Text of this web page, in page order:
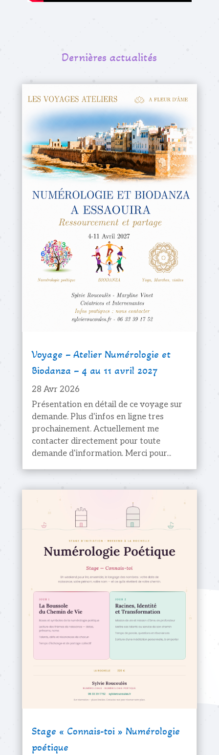
Dernières actualités
Voyage – Atelier Numérologie et
Biodanza – 4 au 11 avril 2027
28 Avr 2026
Présentation en détail de ce voyage sur
demande. Plus d'infos en ligne tres
prochainement. Actuellement me
contacter directement pour toute
demande d'information. Merci pour...
Stage « Connais-toi » Numérologie
poétique